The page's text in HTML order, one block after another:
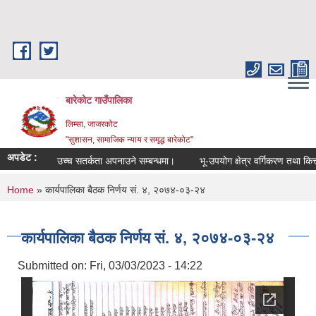
बारेकोट गाउँपालिका
लिम्सा, जाजरकोट
"सुशासन, सामाजिक न्याय र समृद्ध बारेकोट"
अपडेट : उच्च सतर्कता अपनाउने सम्बन्धमा। भू-उपयोग क्षेत्र वर्गिकरण तथा
You are here
Home » कार्यपालिका बैठक निर्णय सं. ४, २०७४-०३-२४
कार्यपालिका बैठक निर्णय सं. ४, २०७४-०३-२४
Submitted on: Fri, 03/03/2023 - 14:22